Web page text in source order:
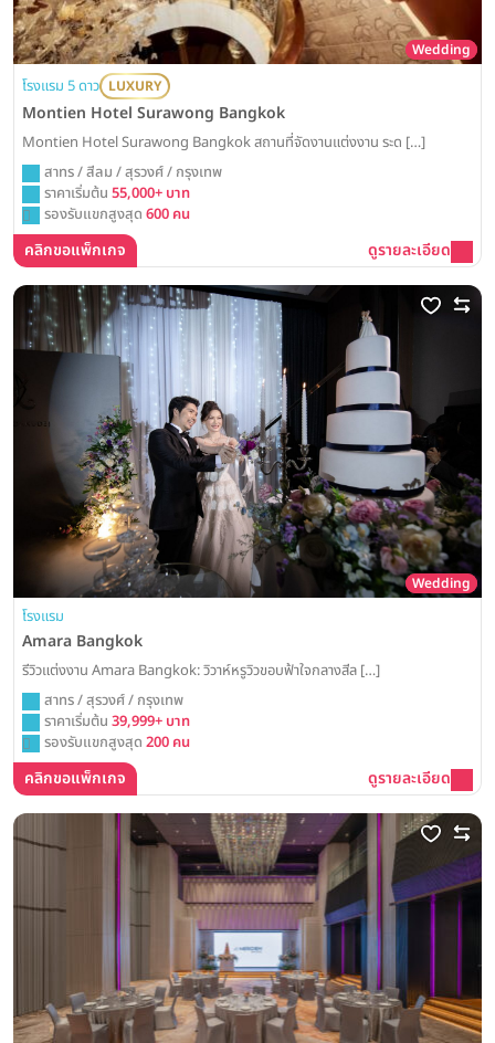
Wedding
โรงแรม 5 ดาว LUXURY
Montien Hotel Surawong Bangkok
Montien Hotel Surawong Bangkok สถานที่จัดงานแต่งงาน ระด […]
สาทร / สีลม / สุรวงศ์ / กรุงเทพ
ราคาเริ่มต้น 55,000+ บาท
รองรับแขกสูงสุด 600 คน
คลิกขอแพ็กเกจ ดูรายละเอียด
Wedding
โรงแรม
Amara Bangkok
รีวิวแต่งงาน Amara Bangkok: วิวาห์หรูวิวขอบฟ้าใจกลางสีล […]
สาทร / สุรวงศ์ / กรุงเทพ
ราคาเริ่มต้น 39,999+ บาท
รองรับแขกสูงสุด 200 คน
คลิกขอแพ็กเกจ ดูรายละเอียด